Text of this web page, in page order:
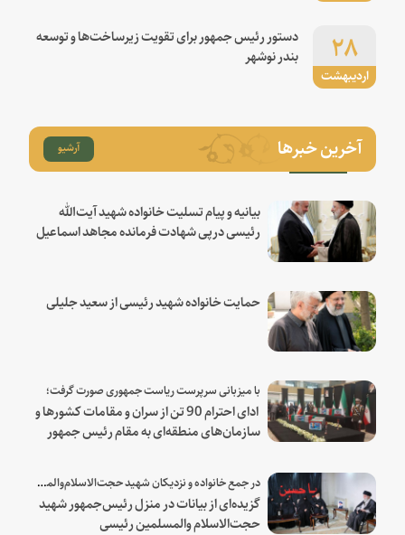
اردیبهشت
۲۸
دستور رئیس جمهور برای تقویت زیرساخت‌ها و توسعه
بندر نوشهر
آخرین خبرها آرشیو
بیانیه و پیام تسلیت خانواده شهید آیت‌الله
رئیسی درپی شهادت فرمانده مجاهد اسماعیل
حمایت خانواده شهید رئیسی از سعید جلیلی
با میزبانی سرپرست ریاست جمهوری صورت گرفت؛
ادای احترام 90 تن از سران و مقامات کشورها و
سازمان‌های منطقه‌ای به مقام رئیس جمهور
در جمع خانواده و نزدیکان شهید حجت‌الاسلام‌والمسلمین رئیسی:
گزیده‌ای از بیانات در منزل رئیس‌جمهور شهید
حجت‌الاسلام والمسلمین رئیسی